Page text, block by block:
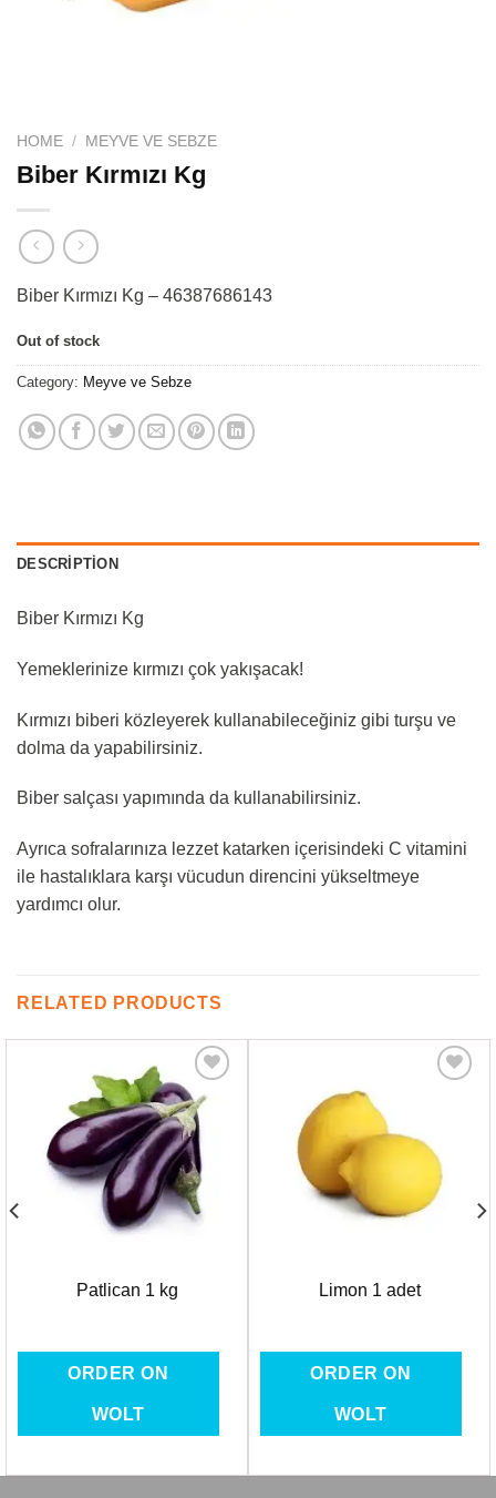
HOME / MEYVE VE SEBZE
Biber Kırmızı Kg
Biber Kırmızı Kg – 46387686143
Out of stock
Category: Meyve ve Sebze
DESCRIPTION
Biber Kırmızı Kg
Yemeklerinize kırmızı çok yakışacak!
Kırmızı biberi közleyerek kullanabileceğiniz gibi turşu ve
dolma da yapabilirsiniz.
Biber salçası yapımında da kullanabilirsiniz.
Ayrıca sofralarınıza lezzet katarken içerisindeki C vitamini
ile hastalıklara karşı vücudun direncini yükseltmeye
yardımcı olur.
RELATED PRODUCTS
Favorilere
Ekle
Patlican 1 kg
ORDER ON
WOLT
Limon 1 adet
ORDER ON
WOLT